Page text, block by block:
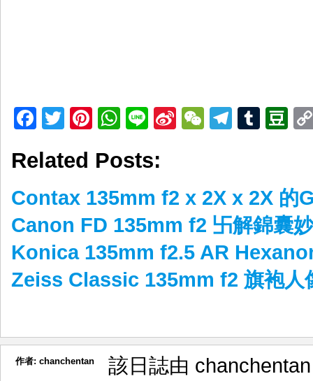
Facebook
TwitterPinterest
WhatsApp
LineSinaWeChat
Related Posts:
Contax 135mm f2 x 2X x 2X 的
Canon FD 135mm f2 卐解錦囊
Konica 135mm f2.5 AR
Zeiss Classic 135mm f2 旗袍人
作者: chanchentan
該日誌由